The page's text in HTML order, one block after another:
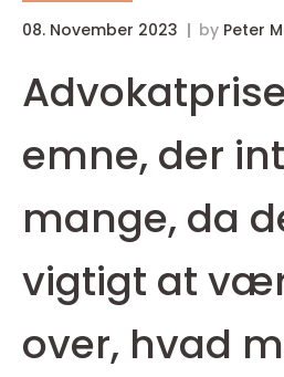
08. November 2023 by Peter
emne, der
mange, da
vigtigt at
over, hvad